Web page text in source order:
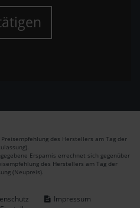
des Herstellers am Tag der
Ersparnis errechnet sich gegenüber
des Herstellers am Tag der
(Neupreis).
Impressum